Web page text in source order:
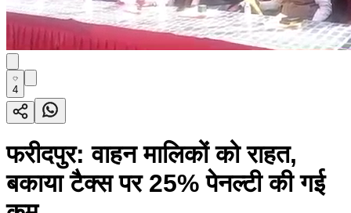
4
फरीदपुर: वाहन मालिकों को राहत,
बकाया टैक्स पर 25% पेनल्टी की गई